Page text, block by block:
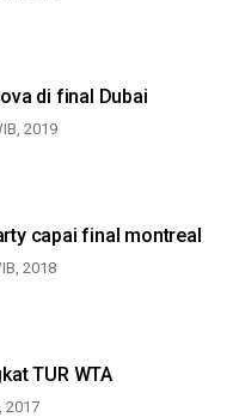
di final Dubai
2019
capai final montreal
2018
TUR WTA
2017